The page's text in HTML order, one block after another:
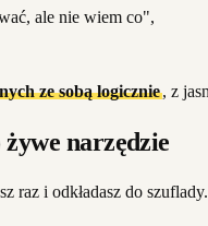
ale nie wiem co",
ze sobą logicznie, z
narzędzie
raz i odkładasz do